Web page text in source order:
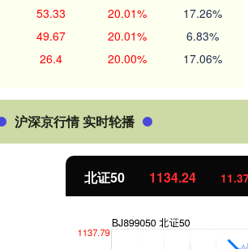
53.33 20.01% 17.26%
49.67 20.01% 6.83%
26.4 20.00% 17.06%
沪深京行情 实时轮播
11.37 1.01%